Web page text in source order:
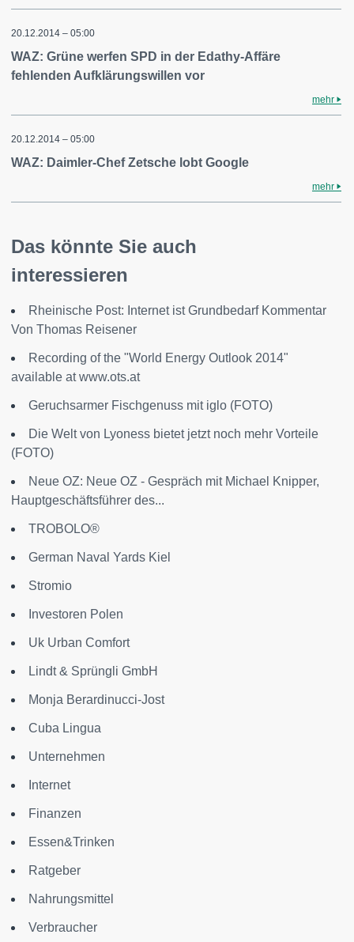
20.12.2014 – 05:00
WAZ: Grüne werfen SPD in der Edathy-Affäre
fehlenden Aufklärungswillen vor
mehr
20.12.2014 – 05:00
WAZ: Daimler-Chef Zetsche lobt Google
mehr
Das könnte Sie auch
interessieren
Rheinische Post: Internet ist Grundbedarf Kommentar
Von Thomas Reisener
Recording of the "World Energy Outlook 2014"
available at www.ots.at
Geruchsarmer Fischgenuss mit iglo (FOTO)
Die Welt von Lyoness bietet jetzt noch mehr Vorteile
(FOTO)
Neue OZ: Neue OZ - Gespräch mit Michael Knipper,
Hauptgeschäftsführer des...
TROBOLO®
German Naval Yards Kiel
Stromio
Investoren Polen
Uk Urban Comfort
Lindt & Sprüngli GmbH
Monja Berardinucci-Jost
Cuba Lingua
Unternehmen
Internet
Finanzen
Essen&Trinken
Ratgeber
Nahrungsmittel
Verbraucher